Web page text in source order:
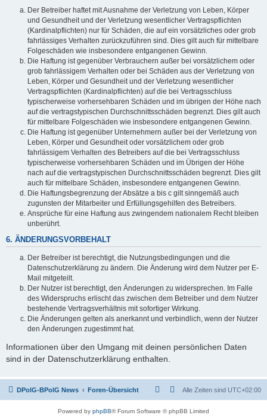
Der Betreiber haftet mit Ausnahme der Verletzung von Leben, Körper
und Gesundheit und der Verletzung wesentlicher Vertragspflichten
(Kardinalpflichten) nur für Schäden, die auf ein vorsätzliches oder grob
fahrlässiges Verhalten zurückzuführen sind. Dies gilt auch für mittelbare
Folgeschäden wie insbesondere entgangenen Gewinn.
Die Haftung ist gegenüber Verbrauchern außer bei vorsätzlichem oder
grob fahrlässigem Verhalten oder bei Schäden aus der Verletzung von
Leben, Körper und Gesundheit und der Verletzung wesentlicher
Vertragspflichten (Kardinalpflichten) auf die bei Vertragsschluss
typischerweise vorhersehbaren Schäden und im übrigen der Höhe nach
auf die vertragstypischen Durchschnittsschäden begrenzt. Dies gilt auch
für mittelbare Folgeschäden wie insbesondere entgangenen Gewinn.
Die Haftung ist gegenüber Unternehmern außer bei der Verletzung von
Leben, Körper und Gesundheit oder vorsätzlichem oder grob
fahrlässigem Verhalten des Betreibers auf die bei Vertragsschluss
typischerweise vorhersehbaren Schäden und im Übrigen der Höhe
nach auf die vertragstypischen Durchschnittsschäden begrenzt. Dies gilt
auch für mittelbare Schäden, insbesondere entgangenen Gewinn.
Die Haftungsbegrenzung der Absätze a bis c gilt sinngemäß auch
zugunsten der Mitarbeiter und Erfüllungsgehilfen des Betreibers.
Ansprüche für eine Haftung aus zwingendem nationalem Recht bleiben
unberührt.
6. ÄNDERUNGSVORBEHALT
Der Betreiber ist berechtigt, die Nutzungsbedingungen und die
Datenschutzerklärung zu ändern. Die Änderung wird dem Nutzer per E-
Mail mitgeteilt.
Der Nutzer ist berechtigt, den Änderungen zu widersprechen. Im Falle
des Widerspruchs erlischt das zwischen dem Betreiber und dem Nutzer
bestehende Vertragsverhältnis mit sofortiger Wirkung.
Die Änderungen gelten als anerkannt und verbindlich, wenn der Nutzer
den Änderungen zugestimmt hat.
Informationen über den Umgang mit deinen persönlichen Daten
sind in der Datenschutzerklärung enthalten.
DPolG-BPolG News Foren-Übersicht Alle Zeiten sind UTC+02:00
Powered by phpBB® Forum Software © phpBB Limited